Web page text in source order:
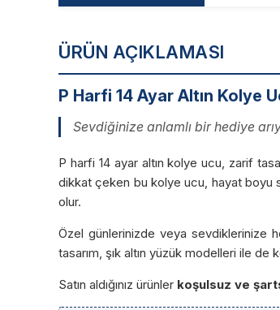
ÜRÜN AÇIKLAMASI
P Harfi 14 Ayar Altın Kolye
Sevdiğinize anlamlı bir hediye
P harfi 14 ayar altın kolye ucu, zarif
dikkat çeken bu kolye ucu, hayat boyu
olur.
Özel günlerinizde veya sevdiklerinize
tasarım, şık altın yüzük modelleri ile
Satın aldığınız ürünler koşulsuz ve